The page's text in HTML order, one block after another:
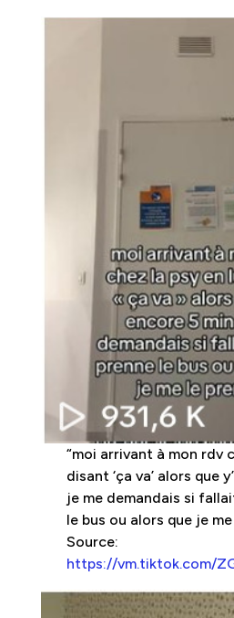
“moi arrivant à mon rdv
disant ‘ça va’ alors que
je me demandais si
le bus ou alors que je
Source:
https://vm.tiktok.com/